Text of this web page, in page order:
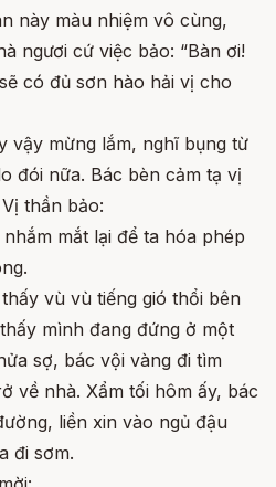
này màu nhiệm vô cùng,
ngươi cứ việc bảo: “Bàn ơi!
có đủ sơn hào hải vị cho
vậy mừng lắm, nghĩ bụng từ
đói nữa. Bác bèn cảm tạ vị
thần bảo:
mắt lại để ta hóa phép
vù vù tiếng gió thổi bên
mình đang đứng ở một
sợ, bác vội vàng đi tìm
về nhà. Xẩm tối hôm ấy, bác
liền xin vào ngủ đậu
đi sơm.